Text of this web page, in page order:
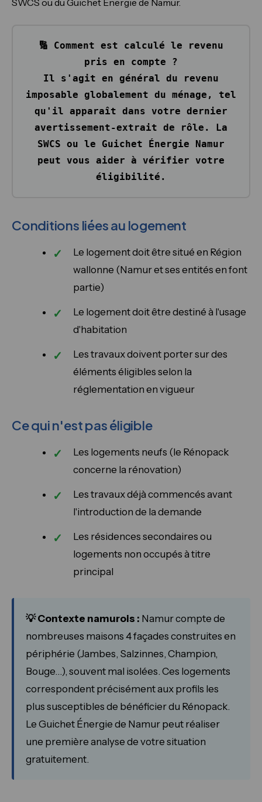
SWCS ou du Guichet Énergie de Namur.
🔢 Comment est calculé le revenu
pris en compte ?
Il s'agit en général du revenu
imposable globalement du ménage, tel
qu'il apparaît dans votre dernier
avertissement-extrait de rôle. La
SWCS ou le Guichet Énergie Namur
peut vous aider à vérifier votre
éligibilité.
Conditions liées au logement
Le logement doit être situé en Région
wallonne (Namur et ses entités en font
partie)
Le logement doit être destiné à l'usage
d'habitation
Les travaux doivent porter sur des
éléments éligibles selon la
réglementation en vigueur
Ce qui n'est pas éligible
Les logements neufs (le Rénopack
concerne la rénovation)
Les travaux déjà commencés avant
l'introduction de la demande
Les résidences secondaires ou
logements non occupés à titre
principal
💡 Contexte namurois : Namur compte de
nombreuses maisons 4 façades construites en
périphérie (Jambes, Salzinnes, Champion,
Bouge…), souvent mal isolées. Ces logements
correspondent précisément aux profils les
plus susceptibles de bénéficier du Rénopack.
Le Guichet Énergie de Namur peut réaliser
une première analyse de votre situation
gratuitement.